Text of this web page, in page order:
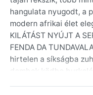
hangulata nyugodt, a
modern afrikai élet
KILÁTÁST NYÚJT A
FENDA DA
hirtelen a síkságba
dombok ködbe